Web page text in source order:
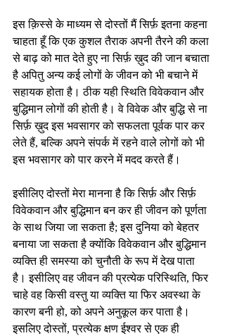
इस क़िस्से के माध्यम से दोस्तों मैं सिर्फ़ इतना कहना
चाहता हूँ कि एक कुशल तैराक अपनी तैरने की कला
से बाढ़ को मात देते हुए ना सिर्फ़ ख़ुद की जान बचाता
है अपितु अन्य कई लोगों के जीवन को भी बचाने में
सहायक होता है। ठीक यही स्थिति विवेकवान और
बुद्धिमान लोगों की होती है। वे विवेक और बुद्धि से ना
सिर्फ़ ख़ुद इस भवसागर को सफलता पूर्वक पार कर
लेते हैं, बल्कि अपने संपर्क में रहने वाले लोगों को भी
इस भवसागर को पार करने में मदद करते हैं।
इसीलिए दोस्तों मेरा मानना है कि सिर्फ़ और सिर्फ़
विवेकवान और बुद्धिमान बन कर ही जीवन को पूर्णता
के साथ जिया जा सकता है; इस दुनिया को बेहतर
बनाया जा सकता है क्योंकि विवेकवान और बुद्धिमान
व्यक्ति ही समस्या को चुनौती के रूप में देख पाता
है। इसीलिए वह जीवन की प्रत्येक परिस्थिति, फिर
चाहे वह किसी वस्तु या व्यक्ति या फिर अवस्था के
कारण बनी हो, को अपने अनुकूल कर पाता है।
इसलिए दोस्तों, प्रत्येक क्षण ईश्वर से एक ही